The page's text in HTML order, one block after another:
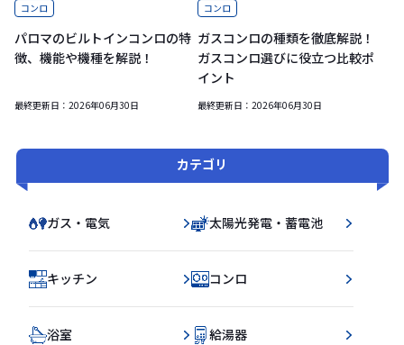
コンロ
パロマのビルトインコンロの特
徴、機能や機種を解説！
最終更新日： 2026年06月30日
コンロ
ガスコンロの種類を徹底解説！
ガスコンロ選びに役立つ比較ポ
イント
最終更新日： 2026年06月30日
カテゴリ
ガス・電気 太陽光発電・蓄電池
キッチン コンロ
浴室 給湯器